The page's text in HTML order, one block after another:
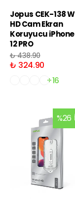
Jopus CEK-138
HD Cam Ekran
Koruyucu iPhone
12 PRO
₺ 438.90
₺ 324.90
+16
%26